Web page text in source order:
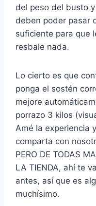
del peso del busto
deben poder pasar
suficiente para que
resbale nada.
Lo cierto es que
ponga el sostén
mejore
porrazo 3 kilos
Amé la experiencia
comparta con
PERO DE TODAS
LA TIENDA, ahí te
antes, así que es
muchísimo.